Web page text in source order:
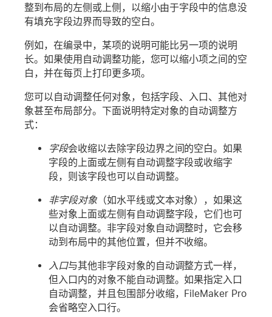
整到布局的左侧或上侧，以缩小由于字段中的信息没
有填充字段边界而导致的空白。
例如，在编录中，某项的说明可能比另一项的说明
长。如果使用自动调整功能，您可以缩小项之间的空
白，并在每页上打印更多项。
您可以自动调整任何对象，包括字段、入口、其他对
象甚至布局部分。下面说明特定对象的自动调整方
式：
字段会收缩以去除字段边界之间的空白。如果
字段的上面或左侧有自动调整字段或收缩字
段，则该字段也可以自动调整。
非字段对象（如水平线或文本对象），如果这
些对象上面或左侧有自动调整字段，它们也可
以自动调整。非字段对象自动调整时，它会移
动到布局中的其他位置，但并不收缩。
入口与其他非字段对象的自动调整方式一样，
但入口内的对象不能自动调整。如果指定入口
自动调整，并且包围部分收缩，FileMaker Pro
会省略空入口行。